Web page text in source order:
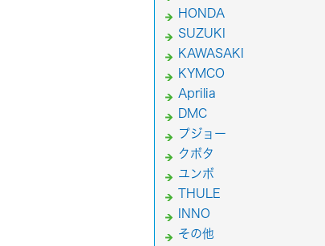
HONDA
SUZUKI
KAWASAKI
KYMCO
Aprilia
DMC
プジョー
クボタ
ユンボ
THULE
INNO
その他